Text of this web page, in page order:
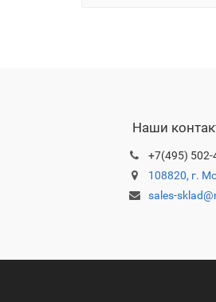
Наши
+7(495) 502-
108820, г.
sales-